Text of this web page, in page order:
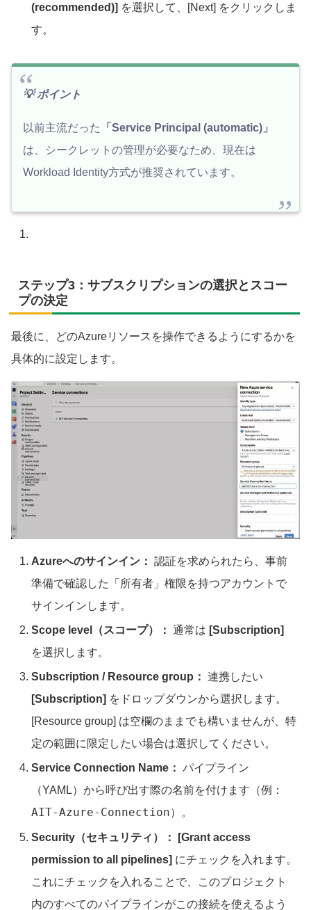
(recommended)] を選択して、[Next] をクリックしま
す。
💡 ポイント
以前主流だった
「Service Principal (automatic)」
は、シークレットの管理が必要なため、現在は
Workload Identity方式が推奨されています。
ステップ3：サブスクリプションの選択とスコー
プの決定
最後に、どのAzureリソースを操作できるようにするかを
具体的に設定します。
Azureへのサインイン： 認証を求められたら、事前
準備で確認した「所有者」権限を持つアカウントで
サインインします。
Scope level（スコープ）： 通常は [Subscription]
を選択します。
Subscription / Resource group： 連携したい
[Subscription] をドロップダウンから選択します。
[Resource group] は空欄のままでも構いませんが、特
定の範囲に限定したい場合は選択してください。
Service Connection Name： パイプライン
（YAML）から呼び出す際の名前を付けます（例：
AIT-Azure-Connection）。
Security（セキュリティ）：
[Grant access
permission to all pipelines] にチェックを入れます。
これにチェックを入れることで、このプロジェクト
内のすべてのパイプラインがこの接続を使えるよう